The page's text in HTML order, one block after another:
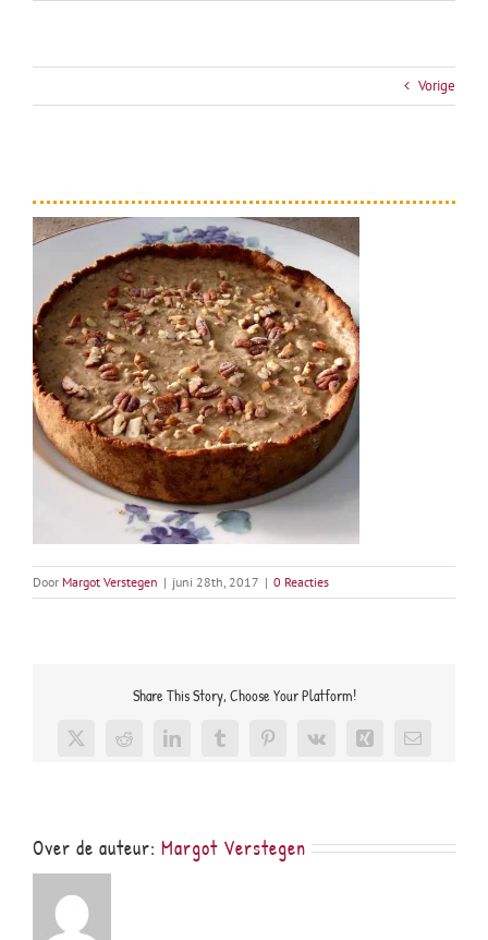
Vorige
Door Margot Verstegen | juni 28th, 2017 | 0 Reacties
Share This Story, Choose Your Platform!
X RedditLinkedInTumblrPinterest
Vk Xing
E-
Over de auteur: Margot Verstegen